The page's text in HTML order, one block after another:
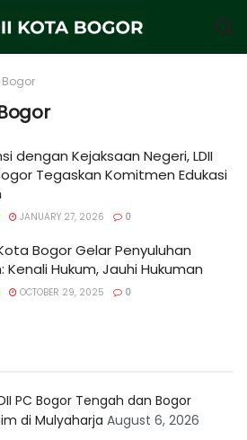
Bogor
dengan Kejaksaan Negeri, LDII
Tegaskan Komitmen Edukasi
JANUARY 27, 2026 0
Bogor Gelar Penyuluhan
Kenali Hukum, Jauhi Hukuman
OCTOBER 29, 2025 0
PC Bogor Tengah dan Bogor
di Mulyaharja August 6, 2026